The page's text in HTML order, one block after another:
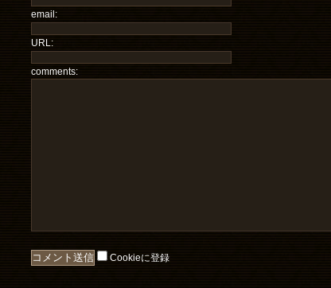
email:
URL:
comments:
Cookieに登録